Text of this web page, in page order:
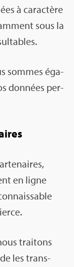
à carac­tère
sous la
sommes éga­
don­nées per­
en ligne
trai­tons
les trans­